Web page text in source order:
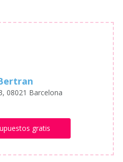
08021 Barcelona
gratis